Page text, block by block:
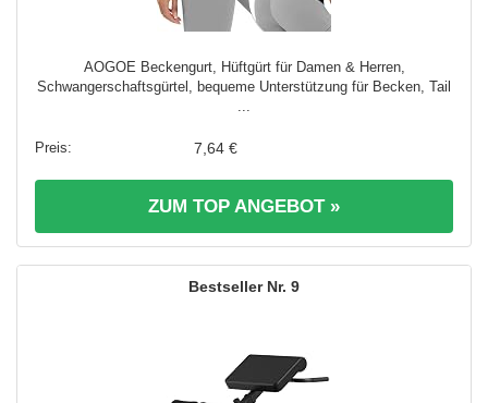
AOGOE Beckengurt, Hüftgürt für Damen & Herren,
Schwangerschaftsgürtel, bequeme Unterstützung für Becken, Tail
...
7,64 €
ZUM TOP ANGEBOT »
9